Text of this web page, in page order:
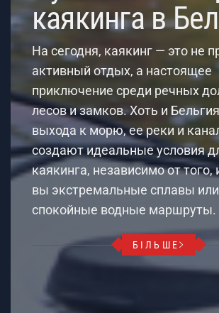
каякинга в
На сегодня, каякинг — это не
активный отдых, а настоящее
приключение среди речных
лесов и замков. Хоть и
выхода к морю, ее реки и
создают идеальные условия
каякинга, независимо от того,
вы экстремальные сплавы или
спокойные водные маршруты.
БІЛЬШЕ